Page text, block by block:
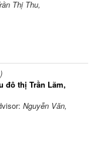
Thị Thu,
đô thị Trần Lãm,
Nguyễn Văn,